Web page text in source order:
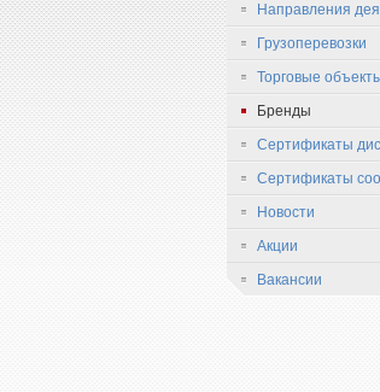
Направления
Грузоперевозки
Торговые
Бренды
Сертификаты
Сертификаты
Новости
Акции
Вакансии